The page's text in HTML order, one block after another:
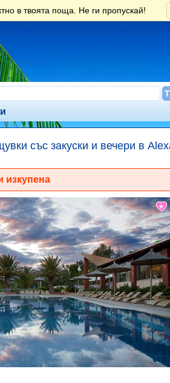
в твоята поща. Не ги пропускай!
със закуски и вечери в
изкупена